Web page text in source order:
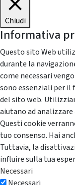
Chiudi
Informativa
Questo sito Web
durante la
come necessari
sono essenziali per
del sito web.
aiutano ad
Questi cookie
tuo consenso. Hai
Tuttavia, la
influire sulla tua
Necessari